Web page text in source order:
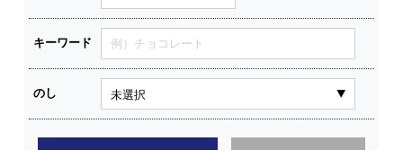
キーワード
のし